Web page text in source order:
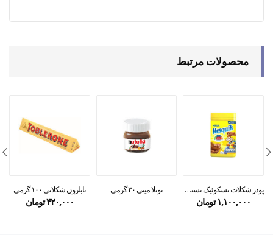
محصولات مرتبط
پودر شکلات نسکوئیک نستله Nestle
۱,۱۰۰,۰۰۰ تومان
نوتلا مینی ۳۰ گرمی تابلرون شکلاتی ۱۰۰ گرمی
۴۲۰,۰۰۰تومان